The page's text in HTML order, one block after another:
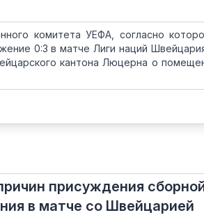
комитета УЕФА, согласно
0:3 в матче Лиги наций
кантона Люцерна о
присуждения
в матче со Швейцарией